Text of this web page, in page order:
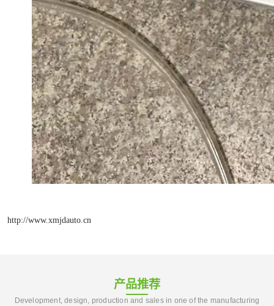
http://www.xmjdauto.cn
产品推荐
Development, design, production and sales in one of the manufacturing